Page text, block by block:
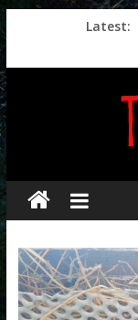
Latest: